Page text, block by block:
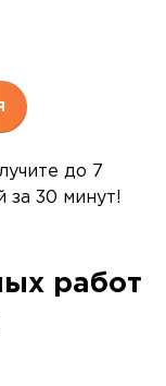
до 7
за 30 минут!
работ